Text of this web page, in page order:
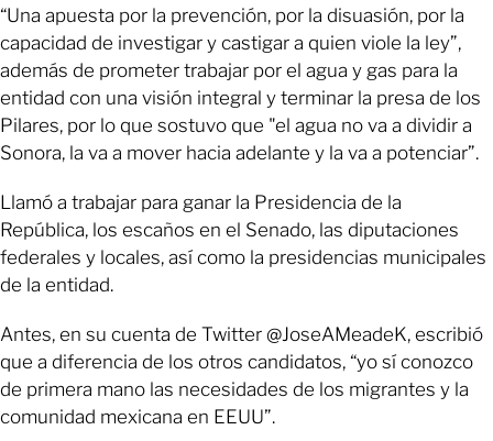
“Una apuesta por la prevención, por la disuasión, por la
capacidad de investigar y castigar a quien viole la ley”,
además de prometer trabajar por el agua y gas para la
entidad con una visión integral y terminar la presa de los
Pilares, por lo que sostuvo que "el agua no va a dividir a
Sonora, la va a mover hacia adelante y la va a potenciar”.
Llamó a trabajar para ganar la Presidencia de la
República, los escaños en el Senado, las diputaciones
federales y locales, así como la presidencias municipales
de la entidad.
Antes, en su cuenta de Twitter @JoseAMeadeK, escribió
que a diferencia de los otros candidatos, “yo sí conozco
de primera mano las necesidades de los migrantes y la
comunidad mexicana en EEUU”.